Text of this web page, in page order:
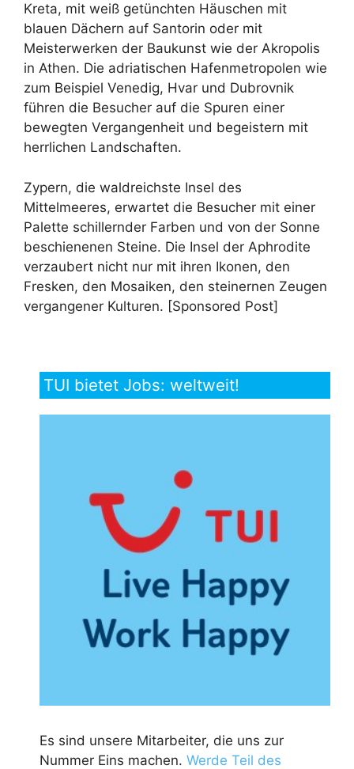
Kreta, mit weiß getünchten Häuschen mit
blauen Dächern auf Santorin oder mit
Meisterwerken der Baukunst wie der Akropolis
in Athen. Die adriatischen Hafenmetropolen wie
zum Beispiel Venedig, Hvar und Dubrovnik
führen die Besucher auf die Spuren einer
bewegten Vergangenheit und begeistern mit
herrlichen Landschaften.
Zypern, die waldreichste Insel des
Mittelmeeres, erwartet die Besucher mit einer
Palette schillernder Farben und von der Sonne
beschienenen Steine. Die Insel der Aphrodite
verzaubert nicht nur mit ihren Ikonen, den
Fresken, den Mosaiken, den steinernen Zeugen
vergangener Kulturen. [Sponsored Post]
TUI bietet Jobs: weltweit!
Es sind unsere Mitarbeiter, die uns zur
Nummer Eins machen. Werde Teil des